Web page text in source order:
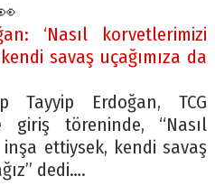
‘Nasıl korvetlerimizi
savaş uçağımıza da
Tayyip Erdoğan, TCG
giriş töreninde, “Nasıl
ettiysek, kendi savaş
dedi….